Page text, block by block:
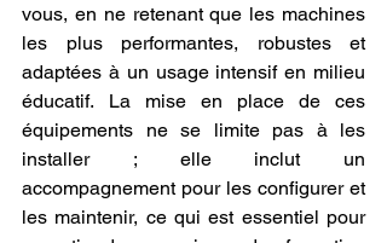
vous, en ne retenant que les machines
les plus performantes, robustes et
adaptées à un usage intensif en milieu
éducatif. La mise en place de ces
équipements ne se limite pas à les
installer ; elle inclut un
accompagnement pour les configurer et
les maintenir, ce qui est essentiel pour